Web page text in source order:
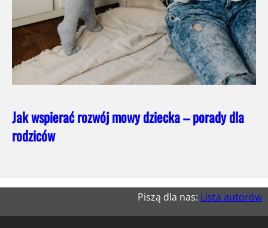
Jak wspierać rozwój mowy dziecka – porady dla
rodziców
Piszą dla nas: Lista autorów